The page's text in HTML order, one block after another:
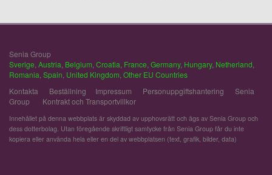
Senia Group
Sverige Austria Belgium Croatia France Germany, Hungary, Netherland
Romania Spain United Kingdom Other EU Countries
Kontakta
Beställning Impressum Personuppgiftshantering
Senia
Group
Kontrakt och Transportvillkor
Innehållet på denna webbplats är skyddad av upphovsrätt och ägs av Senia Group och
dess dotterbolag. Utan föregående skriftligt samtycke från Senia Group får du inte
kopiera eller använda hela eller en del av webbplatsen (text, grafik, bilder, data)